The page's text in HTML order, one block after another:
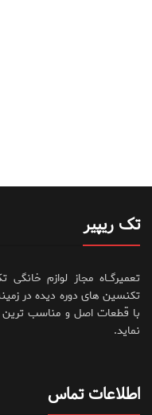
تک ریپیر
تعمیرگــاه مجاز لوازم
تکنسین های دوره دیده در
با قطعات اصل و مناسب ترین
نماید.
اطلاعات تماس